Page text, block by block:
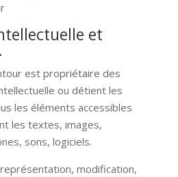
et
est propriétaire des
ou détient les
les éléments accessibles
les textes, images,
sons, logiciels.
modification,